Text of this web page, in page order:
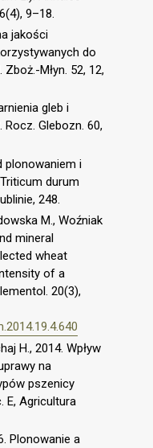
9–18.
jakości
do
Młyn. 52, 12,
gleb i
Glebozn. 60,
plonowaniem i
durum
248.
M., Woźniak
mineral
wheat
of a
20(3),
H., 2014. Wpływ
na
pszenicy
E, Agricultura
Plonowanie a